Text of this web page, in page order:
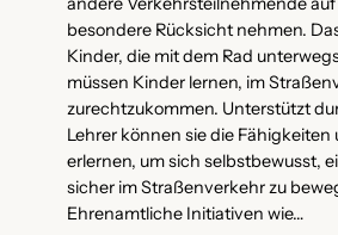
besondere Rücksicht nehmen.
Kinder, die mit dem Rad
müssen Kinder lernen, im
zurechtzukommen. Unterstützt
Lehrer können sie die
erlernen, um sich selbstbewusst,
sicher im Straßenverkehr zu
Ehrenamtliche Initiativen wie…